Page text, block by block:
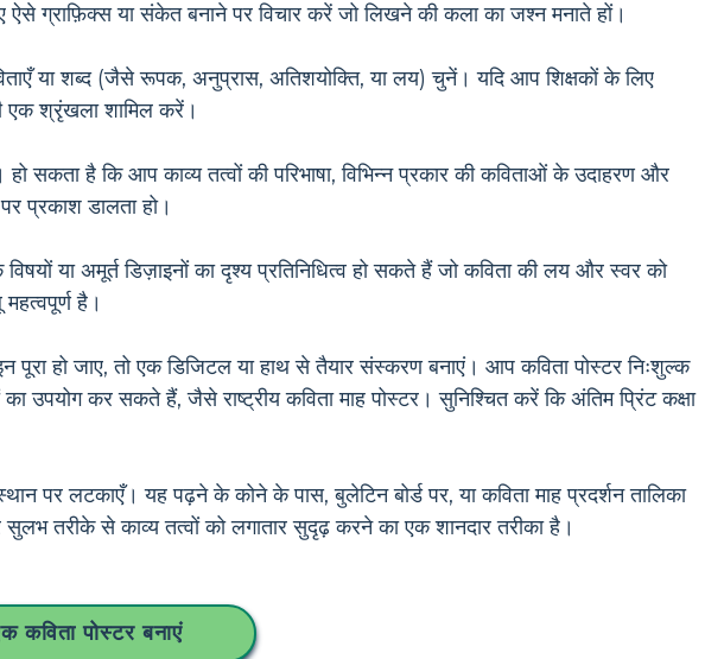
ऐसे ग्राफ़िक्स या संकेत बनाने पर विचार करें जो लिखने की कला का जश्न मनाते हों।
या शब्द (जैसे रूपक, अनुप्रास, अतिशयोक्ति, या लय) चुनें। यदि आप शिक्षकों के लिए
एक श्रृंखला शामिल करें।
सकता है कि आप काव्य तत्वों की परिभाषा, विभिन्न प्रकार की कविताओं के उदाहरण और
प्रकाश डालता हो।
या अमूर्त डिज़ाइनों का दृश्य प्रतिनिधित्व हो सकते हैं जो कविता की लय और स्वर को
है।
पूरा हो जाए, तो एक डिजिटल या हाथ से तैयार संस्करण बनाएं। आप कविता पोस्टर निःशुल्क
उपयोग कर सकते हैं, जैसे राष्ट्रीय कविता माह पोस्टर। सुनिश्चित करें कि अंतिम प्रिंट कक्षा
पर लटकाएँ। यह पढ़ने के कोने के पास, बुलेटिन बोर्ड पर, या कविता माह प्रदर्शन तालिका
से काव्य तत्वों को लगातार सुदृढ़ करने का एक शानदार तरीका है।
कविता पोस्टर बनाएं